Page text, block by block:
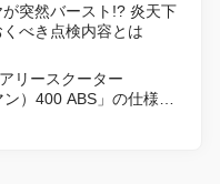
突然バースト!? 炎天下
べき点検内容とは
リースクーター
）400 ABS」の仕様を